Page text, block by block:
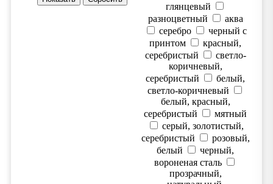
глянцевый
разноцветный
аква
серебро
черный с
принтом
красный,
серебристый
светло-
коричневый,
серебристый
белый,
светло-коричневый
белый, красный,
серебристый
мятный
серый, золотистый,
серебристый
розовый,
белый
черный,
вороненая сталь
прозрачный,